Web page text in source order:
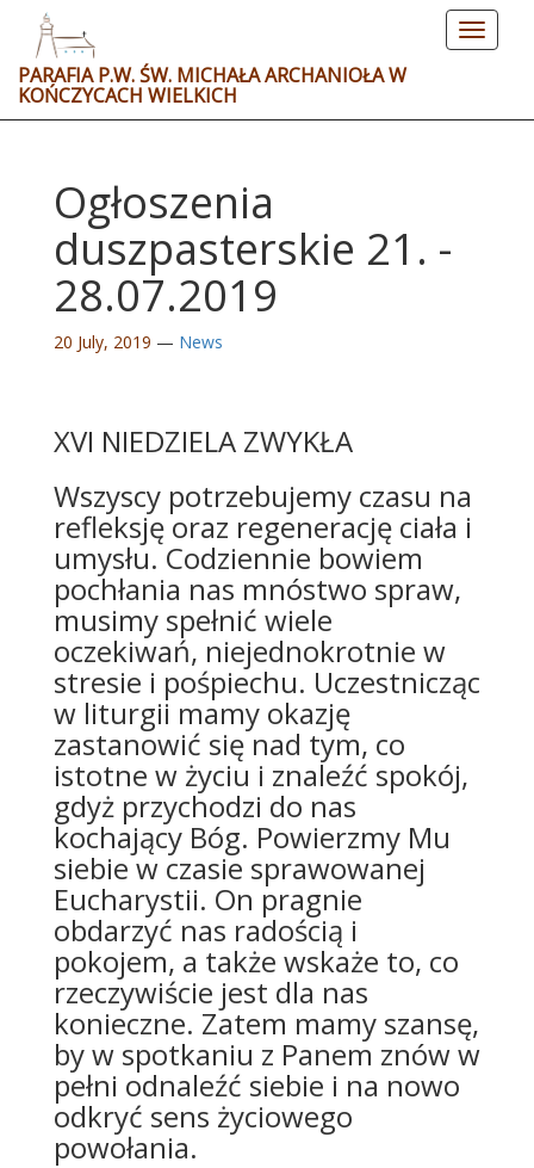
Toggle
PARAFIA P.W. ŚW. MICHAŁA ARCHANIOŁA W
KOŃCZYCACH WIELKICH
Ogłoszenia
duszpasterskie 21. -
28.07.2019
20 July, 2019 — News
XVI NIEDZIELA ZWYKŁA
Wszyscy potrzebujemy czasu na
refleksję oraz regenerację ciała i
umysłu. Codziennie bowiem
pochłania nas mnóstwo spraw,
musimy spełnić wiele
oczekiwań, niejednokrotnie w
stresie i pośpiechu. Uczestnicząc
w liturgii mamy okazję
zastanowić się nad tym, co
istotne w życiu i znaleźć spokój,
gdyż przychodzi do nas
kochający Bóg. Powierzmy Mu
siebie w czasie sprawowanej
Eucharystii. On pragnie
obdarzyć nas radością i
pokojem, a także wskaże to, co
rzeczywiście jest dla nas
konieczne. Zatem mamy szansę,
by w spotkaniu z Panem znów w
pełni odnaleźć siebie i na nowo
odkryć sens życiowego
powołania.